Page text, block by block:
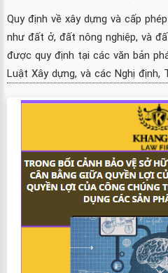
Quy định về xây dựng và cấp
như đất ở, đất nông nghiệp, và
được quy định tại các văn bản
Luật Xây dựng, và các Nghị định,